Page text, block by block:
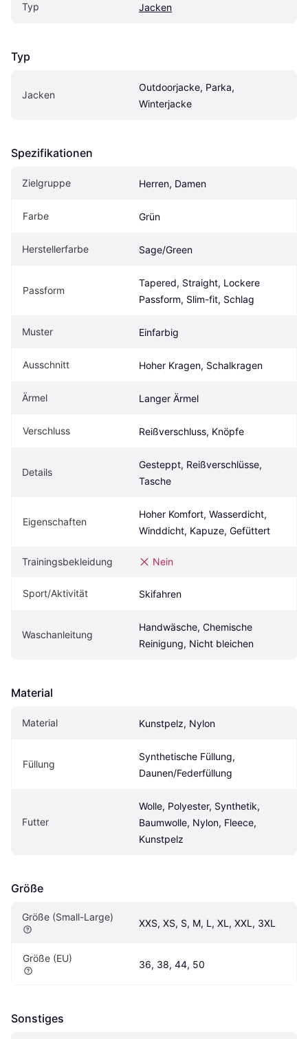
Typ Jacken
Typ
Jacken
Outdoorjacke, Parka,
Winterjacke
Spezifikationen
Zielgruppe Herren, Damen
Farbe Grün
Herstellerfarbe Sage/Green
Passform
Tapered, Straight, Lockere
Passform, Slim-fit, Schlag
Muster Einfarbig
Ausschnitt Hoher Kragen, Schalkragen
Ärmel Langer Ärmel
Verschluss Reißverschluss, Knöpfe
Details
Gesteppt, Reißverschlüsse,
Tasche
Eigenschaften
Hoher Komfort, Wasserdicht,
Winddicht, Kapuze, Gefüttert
Trainingsbekleidung Nein
Sport/Aktivität Skifahren
Waschanleitung
Handwäsche, Chemische
Reinigung, Nicht bleichen
Material
Material Kunstpelz, Nylon
Füllung
Synthetische Füllung,
Daunen/Federfüllung
Futter
Wolle, Polyester, Synthetik,
Baumwolle, Nylon, Fleece,
Kunstpelz
Größe
Größe (Small-Large)
XXS, XS, S, M, L, XL, XXL, 3XL
Größe (EU)
36, 38, 44, 50
Sonstiges